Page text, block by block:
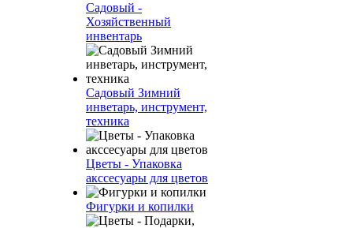
Садовый -
Хозяйственный
инвентарь
Садовый Зимний
инветарь, инструмент,
техника
Цветы - Упаковка
акссесуары для цветов
Фигурки и копилки